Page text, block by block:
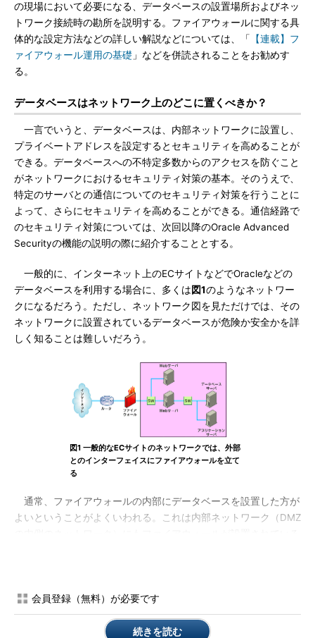
の現場において必要になる、データベースの設置場所およびネッ
トワーク接続時の勘所を説明する。ファイアウォールに関する具
体的な設定方法などの詳しい解説などについては、「
【連載】フ
ァイアウォール運用の基礎 」などを併読されることをお勧めす
る。
データベースはネットワーク上のどこに置くべきか？
一言でいうと、データベースは、内部ネットワークに設置し、
プライベートアドレスを設定するとセキュリティを高めることが
できる。データベースへの不特定多数からのアクセスを防ぐこと
がネットワークにおけるセキュリティ対策の基本。そのうえで、
特定のサーバとの通信についてのセキュリティ対策を行うことに
よって、さらにセキュリティを高めることができる。通信経路で
のセキュリティ対策については、次回以降のOracle Advanced
Securityの機能の説明の際に紹介することとする。
一般的に、インターネット上のECサイトなどでOracleなどの
データベースを利用する場合に、多くは図1のようなネットワー
クになるだろう。ただし、ネットワーク図を見ただけでは、その
ネットワークに設置されているデータベースが危険か安全かを詳
しく知ることは難しいだろう。
図1 一般的なECサイトのネットワークでは、外部
とのインターフェイスにファイアウォールを立て
る
通常、ファイアウォールの内部にデータベースを設置した方が
よいということがよくいわれる。これは内部ネットワーク（DMZ
コラム サーバの要塞化とファイアウォー
会員登録（無料）が必要です
続きを読む